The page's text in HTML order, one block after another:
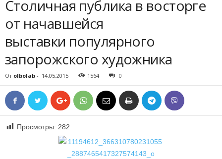
Столичная публика в восторге
от начавшейся
выставки популярного
запорожского художника
От olbolab - 14.05.2015 1564 0
Просмотры: 282